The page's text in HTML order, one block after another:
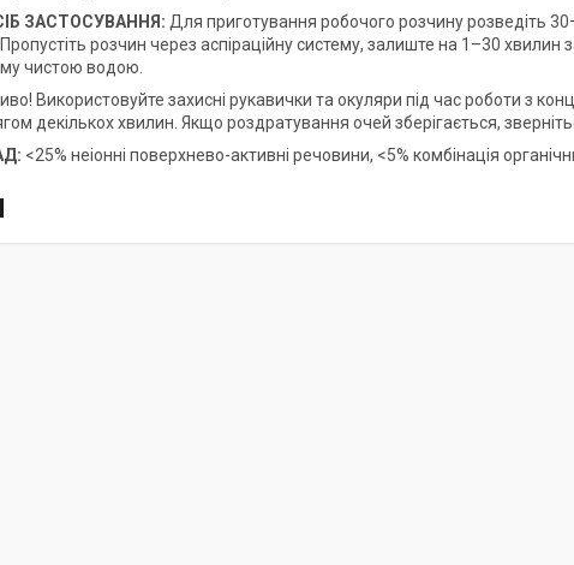
ЗАСТОСУВАННЯ: Для приготування робочого розчину розведіть
Пропустіть розчин через аспіраційну систему, залиште на 1–30
чистою водою.
Використовуйте захисні рукавички та окуляри під час роботи з
декількох хвилин. Якщо роздратування очей зберігається,
<25% неіонні поверхнево-активні речовини, <5% комбінація